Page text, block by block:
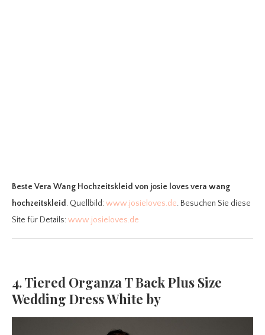
Beste Vera Wang Hochzeitskleid von josie loves vera wang
hochzeitskleid. Quellbild:www.josieloves.de. Besuchen Sie diese
Site für Details:www.josieloves.de
4. Tiered Organza T Back Plus Size
Wedding Dress White by